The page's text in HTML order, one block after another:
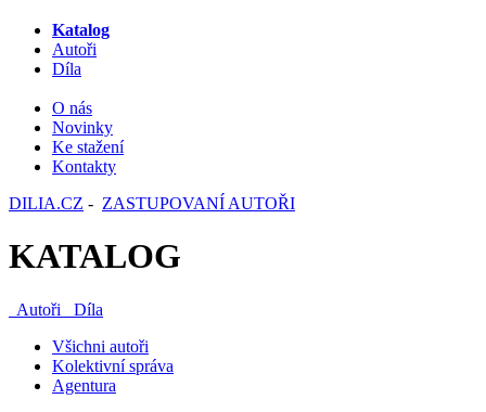
Katalog
Autoři
Díla
O nás
Novinky
Ke stažení
Kontakty
DILIA.CZ - ZASTUPOVANÍ AUTOŘI
KATALOG
Autoři
Díla
Všichni autoři
Kolektivní správa
Agentura